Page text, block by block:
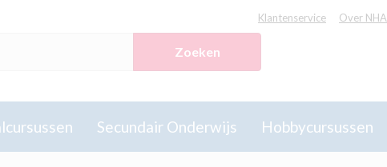
Klantenservice Over NHA
Zoeken
Secundair Onderwijs Hobbycursussen